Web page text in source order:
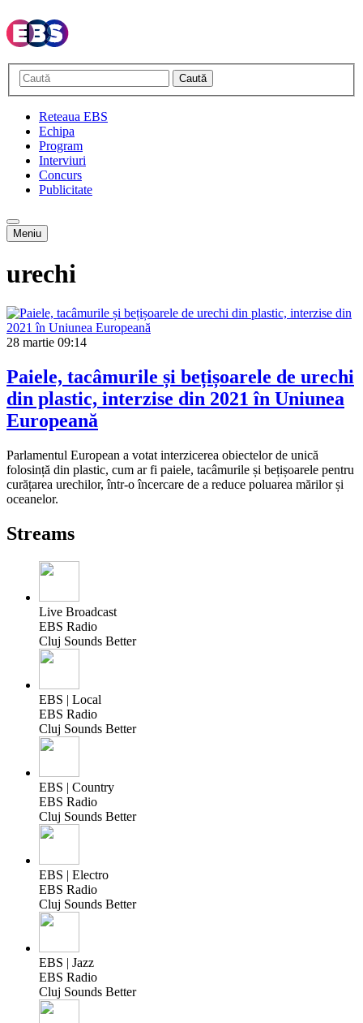
Caută
Reteaua EBS
Echipa
Program
Interviuri
Concurs
Publicitate
Meniu
urechi
28 martie 09:14
Paiele, tacâmurile și bețișoarele de urechi
din plastic, interzise din 2021 în Uniunea
Europeană
Parlamentul European a votat interzicerea obiectelor de unică
folosință din plastic, cum ar fi paiele, tacâmurile și bețișoarele pentru
curățarea urechilor, într-o încercare de a reduce poluarea mărilor și
oceanelor.
Streams
Live Broadcast
EBS Radio
Cluj Sounds Better
EBS | Local
EBS Radio
Cluj Sounds Better
EBS | Country
EBS Radio
Cluj Sounds Better
EBS | Electro
EBS Radio
Cluj Sounds Better
EBS | Jazz
EBS Radio
Cluj Sounds Better